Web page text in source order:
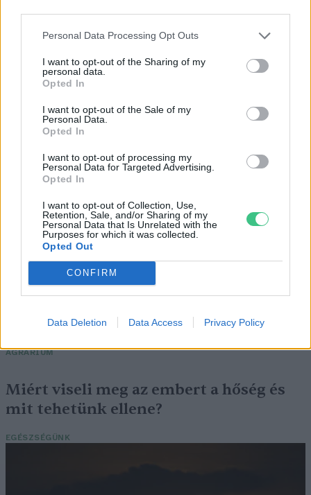
Personal Data Processing Opt Outs
I want to opt-out of the Sharing of my
personal data.
Opted In
I want to opt-out of the Sale of my
Personal Data.
Opted In
I want to opt-out of processing my
Personal Data for Targeted Advertising.
Opted In
I want to opt-out of Collection, Use,
Retention, Sale, and/or Sharing of my
Personal Data that Is Unrelated with the
Purposes for which it was collected.
Opted Out
CONFIRM
Data Deletion Data Access Privacy Policy
ÉLŐ BOLYGÓNK
Még Paks kiesését is áthidalhatná a
megfelelő energiatárolás
„szuperaszály”, az idei év mégis más
AGRÁRIUM
Miért viseli meg az embert a hőség és
mit tehetünk ellene?
EGÉSZSÉGÜNK